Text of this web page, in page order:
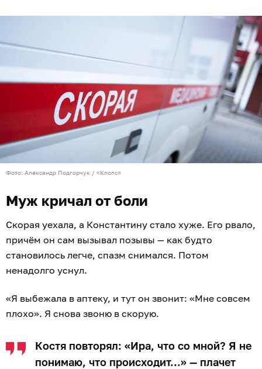
Фото: Александр Подгорчук / «Клопс»
Муж кричал от боли
Скорая уехала, а Константину стало хуже. Его рвало,
причём он сам вызывал позывы — как будто
становилось легче, спазм снимался. Потом
ненадолго уснул.
«Я выбежала в аптеку, и тут он звонит: «Мне совсем
плохо». Я снова звоню в скорую.
Костя повторял: «Ира, что со мной? Я не
понимаю, что происходит...» — плачет